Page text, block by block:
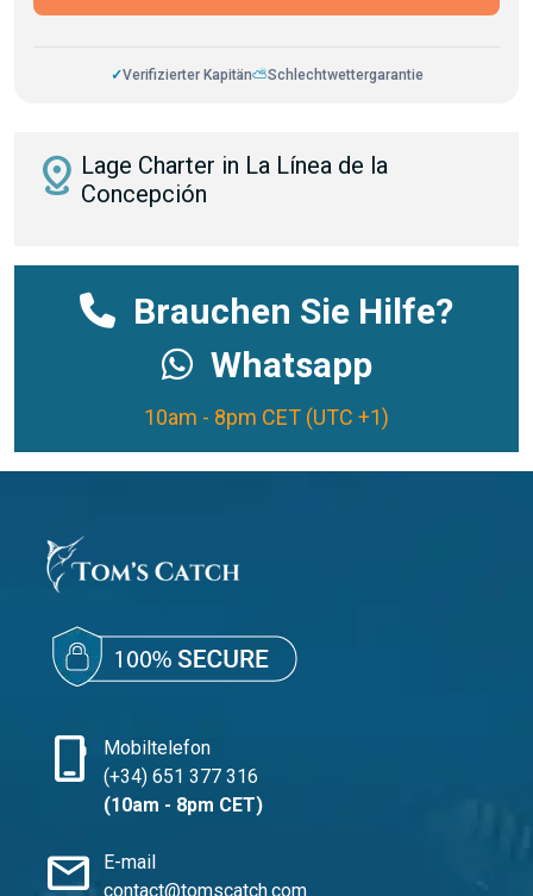
✓Verifizierter Kapitän⛅Schlechtwettergarantie
distance Lage Charter in La Línea de la
Concepción
Brauchen Sie Hilfe?
Whatsapp
10am - 8pm CET (UTC +1)
phone_iphone
Mobiltelefon
(+34) 651 377 316
(10am - 8pm CET)
mail
E-mail
contact@tomscatch.com